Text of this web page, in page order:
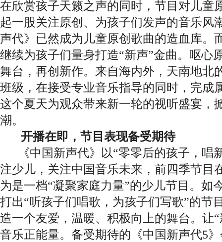
在欣赏孩子天籁之声的同时，节目对儿童
起一股关注原创、为孩子们发声的音乐风
声代》已然成为儿童原创歌曲的造血库。
继续为孩子们量身打造“新声”金曲。呕心
舞台，再创新作。来自海内外，天南地北
班级，在接受专业音乐指导的同时，完成
这个夏天为观众带来新一轮的视听盛宴，
潮。
开播在即，节目表现备受期待
《中国新声代》以“零零后的孩子，唱
注少儿，关注中国音乐未来，前四季节目
为是一档“凝聚家庭力量”的少儿节目。如
打出“听孩子们唱歌，为孩子们写歌”的节
造一个友爱，温暖、积极向上的舞台。让
音乐正能量。备受期待的《中国新声代5